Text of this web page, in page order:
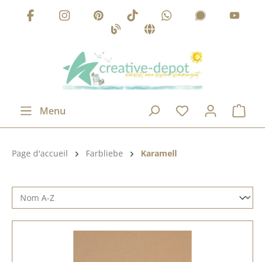
Passer au contenu principal
Menu
Catégorie de produits:
Page d'accueil Farbliebe Karamell